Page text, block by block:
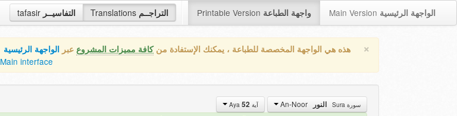
tafasir التفاسيــر Translations التراجــم Printable Version واجهة الطباعة Main Version الواجهة الرئيسية
× هذه هي الواجهة المخصصة للطباعة ، يمكنك الإستفادة منكافة مميزات المشروع عبر الواجهة الرئيسية
Main interface
سورة Sura النور آية Aya 52